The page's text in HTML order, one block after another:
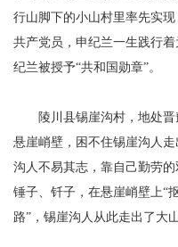
行山脚下的小山村里率先实
共产党员，申纪兰一生践行
纪兰被授予“共和国勋章”。
陵川县锡崖沟村，地处晋
悬崖峭壁，困不住锡崖沟人
沟人不易其志，靠自己勤劳
锤子、钎子，在悬崖峭壁上“
路”，锡崖沟人从此走出了大山